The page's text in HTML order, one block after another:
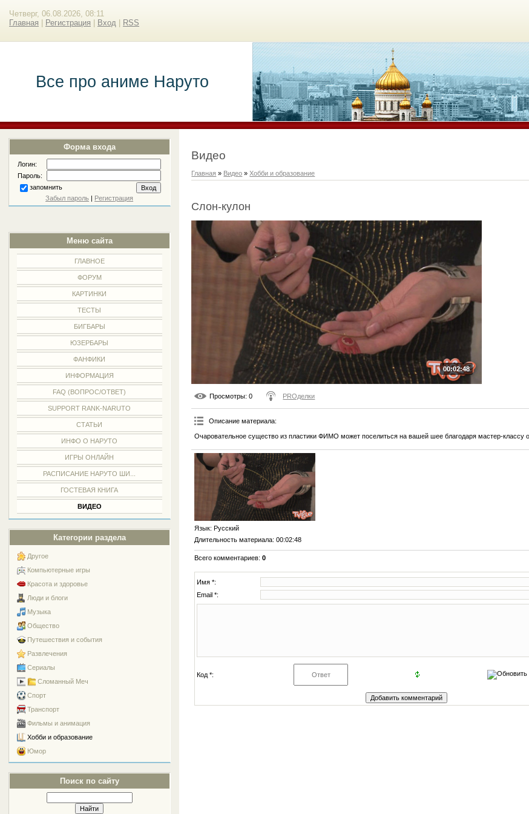
Четверг, 06.08.2026, 08:11
Главная
Регистрация Вход RSS
Все про аниме Наруто
Форма входа
Логин:
Пароль:
запомнить
Забыл пароль | Регистрация
Меню сайта
ГЛАВНОЕ
ФОРУМ
КАРТИНКИ
ТЕСТЫ
БИГБАРЫ
ЮЗЕРБАРЫ
ФАНФИКИ
ИНФОРМАЦИЯ
FAQ (ВОПРОС/ОТВЕТ)
SUPPORT RANK-NARUTO
СТАТЬИ
ИНФО О НАРУТО
ИГРЫ ОНЛАЙН
РАСПИСАНИЕ НАРУТО ШИ...
ГОСТЕВАЯ КНИГА
ВИДЕО
Категории раздела
Другое
Компьютерные игры
Красота и здоровье
Люди и блоги
Музыка
Общество
Путешествия и события
Развлечения
Сериалы
Сломанный Меч
Спорт
Транспорт
Фильмы и анимация
Хобби и образование
Юмор
Поиск по сайту
Видео
Главная » Видео »Хобби и образование
Слон-кулон
00:02:48
Просмотры: 0 PROделки
Описание материала:
Очаровательное существо из пластики ФИМО может поселиться на вашей шее благодаря мастер-классу
Язык: Русский
Длительность материала: 00:02:48
Всего комментариев:0
Имя *:
Email *:
Код *: